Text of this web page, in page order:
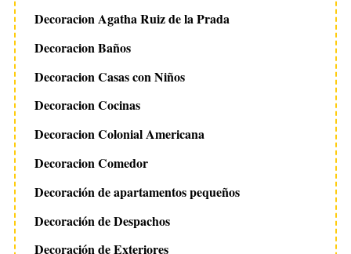
Decoracion Agatha Ruiz de la Prada
Decoracion Baños
Decoracion Casas con Niños
Decoracion Cocinas
Decoracion Colonial Americana
Decoracion Comedor
Decoración de apartamentos pequeños
Decoración de Despachos
Decoración de Exteriores